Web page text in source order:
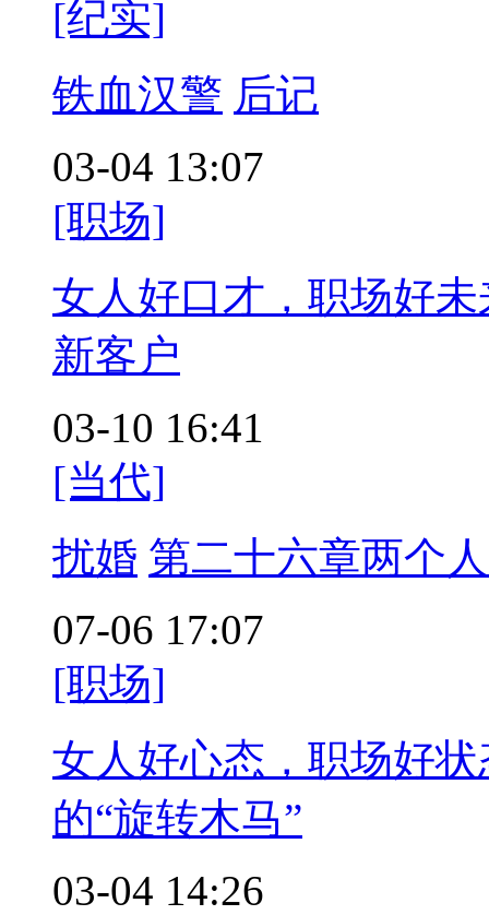
[纪实]
铁血汉警 后记
03-04 13:07
[职场]
女人好口才，职场好未
新客户
03-10 16:41
[当代]
扰婚 第二十六章两个
07-06 17:07
[职场]
女人好心态，职场好状
的“旋转木马”
03-04 14:26